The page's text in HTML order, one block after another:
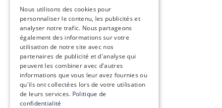
Vision, mission & valeurs
Nos engagements
Le groupe Conex
Recrutement
Nous utilisons des cookies pour
personnaliser le contenu, les publicités et
analyser notre trafic. Nous partageons
également des informations sur votre
utilisation de notre site avec nos
partenaires de publicité et d'analyse qui
peuvent les combiner avec d'autres
informations que vous leur avez fournies ou
qu'ils ont collectées lors de votre utilisation
de leurs services. Politique de
confidentialité